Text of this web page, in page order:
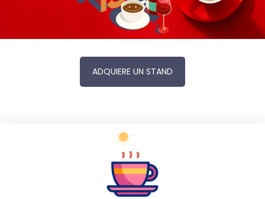
ADQUIERE UN STAND